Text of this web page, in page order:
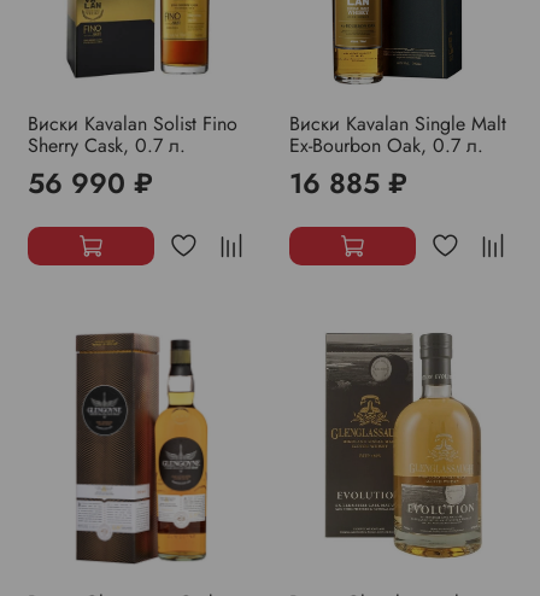
Виски Kavalan Solist Fino
Sherry Cask, 0.7 л.
56 990 ₽
Виски Kavalan Single Malt
Ex-Bourbon Oak, 0.7 л.
16 885 ₽